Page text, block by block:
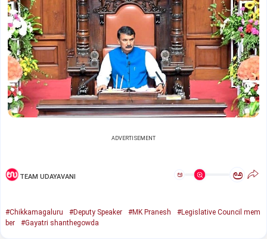
ADVERTISEMENT
TEAM UDAYAVANI ಅ ಅ
#Chikkamagaluru #Deputy Speaker #MK Pranesh
#Legislative Council mem
ber
#Gayatri shanthegowda